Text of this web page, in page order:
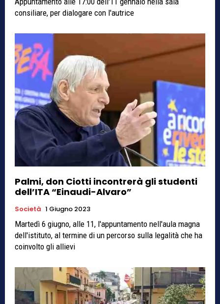
consiliare, per dialogare con l'autrice
Palmi, don Ciotti incontrerà gli studenti
dell’ITA “Einaudi-Alvaro”
Società 1 Giugno 2023
Martedì 6 giugno, alle 11, l'appuntamento nell'aula magna
dell'istituto, al termine di un percorso sulla legalità che ha
coinvolto gli allievi